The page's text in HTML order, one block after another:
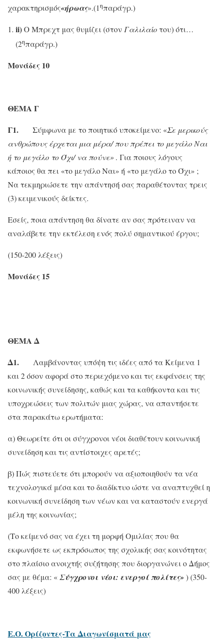
χαρακτηρισμός«ήρωας».(1ηπαράγρ.)
ii)Ο Μπρεχτ μας θυμίζει (στον Γαλιλαίοτου) ότι…
(2ηπαράγρ.)
Μονάδες 10
ΘΕΜΑ Γ
Γ1. Σύμφωνα με το ποιητικό υποκείμενο: «Σε μερικούς
ανθρώπους έρχεται μια μέρα/ που πρέπει το μεγάλο Ναι
ή το μεγάλο το Όχι/ να πούνε» . Για ποιους λόγους
κάποιος θα πει «το μεγάλο Ναι» ή «το μεγάλο το Όχι» ;
Να τεκμηριώσετε την απάντησή σας παραθέτοντας τρεις
(3) κειμενικούς δείκτες.
Εσείς, ποια απάντηση θα δίνατε αν σας πρότειναν να
αναλάβετε την εκτέλεση ενός πολύ σημαντικού έργου;
(150-200 λέξεις)
Μονάδες 15
ΘΕΜΑ Δ
Δ1. Λαμβάνοντας υπόψη τις ιδέες από τα Κείμενα 1
και 2 όσον αφορά στο περιεχόμενο και τις εκφάνσεις της
κοινωνικής συνείδησης, καθώς και τα καθήκοντα και τις
υποχρεώσεις των πολιτών μιας χώρας, να απαντήσετε
στα παρακάτω ερωτήματα:
α) Θεωρείτε ότι οι σύγχρονοι νέοι διαθέτουν κοινωνική
συνείδηση και τις αντίστοιχες αρετές;
β) Πώς πιστεύετε ότι μπορούν να αξιοποιηθούν τα νέα
τεχνολογικά μέσα και το διαδίκτυο ώστε να αναπτυχθεί η
κοινωνική συνείδηση των νέων και να καταστούν ενεργά
μέλη της κοινωνίας;
(Το κείμενό σας να έχει τη μορφή Ομιλίας που θα
εκφωνήσετε ως εκπρόσωπος της σχολικής σας κοινότητας
στο πλαίσιο ανοιχτής συζήτησης που διοργανώνει ο Δήμος
σας με θέμα: «Σύγχρονοι νέοι: ενεργοί πολίτες») (350-
400 λέξεις)
Ε.Ο. Ορίζοντες-ΤαΔιαγωνίσματά μας